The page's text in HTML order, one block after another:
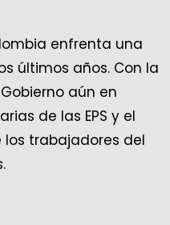
enfrenta una
últimos años. Con la
aún en
de las EPS y el
trabajadores del